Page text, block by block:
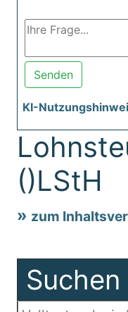
Senden
KI-
()LStH
zum